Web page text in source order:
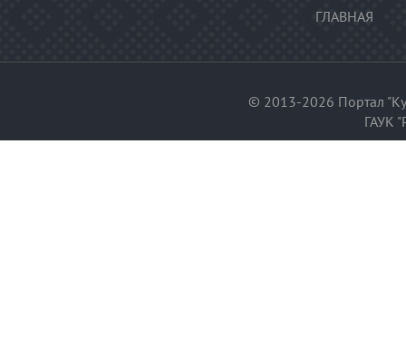
ГЛАВНАЯ
© 2013-2026 Портал
ГАУК